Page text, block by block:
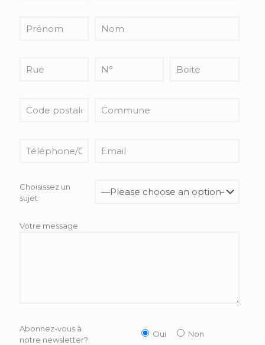
Choisissez un
sujet:
Votre message
Abonnez-vous à
notre newsletter?
Oui Non